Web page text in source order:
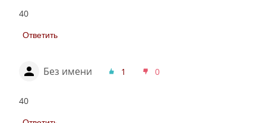
40
Ответить
Без имени 1 0
40